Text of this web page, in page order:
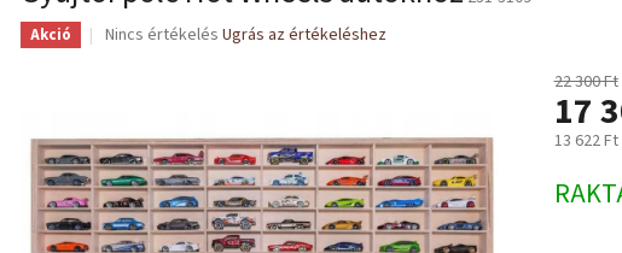
Akció
A
ből
0,0
csillag.
Nincs értékelés Ugrás az értékeléshez
22 300 Ft
17
13 622